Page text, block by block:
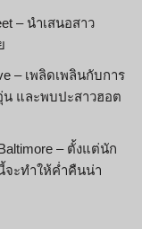
– นำเสนอสาว
– เพลิดเพลินกับการ
น และพบปะสาวฮอต
– ตั้งแต่นัก
จะทำให้ค่ำคืนน่า